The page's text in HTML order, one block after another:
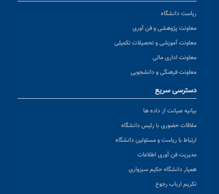
ریاست دانشگاه
معاونت پژوهشی و فن آوری
معاونت آموزشی و تحصیلات تکمیلی
معاونت اداری مالی
معاونت فرهنگی و دانشجویی
دسترسی سریع
بیانیه صیانت از داده ها
ملاقات حضوری با رئیس دانشگاه
ارتباط با ریاست و مسئولین دانشگاه
مدیریت فن آوری اطلاعات
همیار دانشگاه حکیم سبزواری
تکریم ارباب رجوع